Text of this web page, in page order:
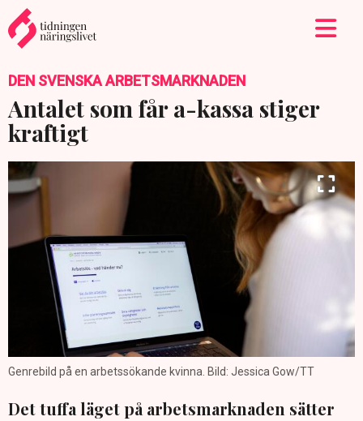
DEN SVENSKA ARBETSMARKNADEN
Antalet som får a-kassa stiger
kraftigt
Genrebild på en arbetssökande kvinna. Bild: Jessica Gow/TT
Det tuffa läget på arbetsmarknaden sätter